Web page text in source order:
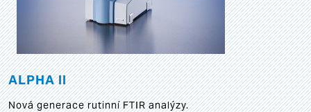
ALPHA II
Nová generace rutinní FTIR analýzy.